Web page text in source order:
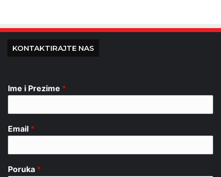
KONTAKTIRAJTE NAS
Ime i Prezime *
Email *
Poruka *